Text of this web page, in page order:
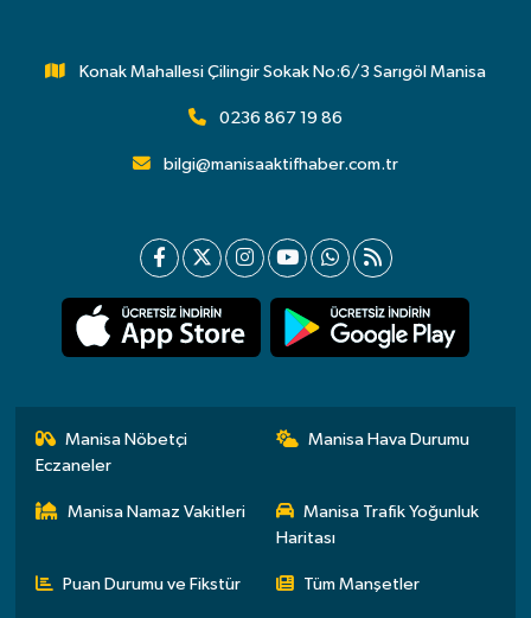
Konak Mahallesi Çilingir Sokak No:6/3 Sarıgöl Manisa
0236 867 19 86
bilgi@manisaaktifhaber.com.tr
Manisa Nöbetçi
Eczaneler
Manisa Hava Durumu
Manisa Namaz Vakitleri
Manisa Trafik Yoğunluk
Haritası
Puan Durumu ve Fikstür Tüm Manşetler